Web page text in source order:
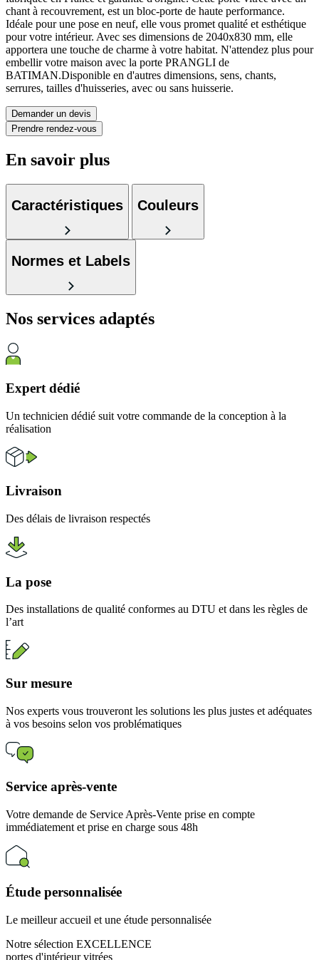
chant à recouvrement, est un bloc-porte de haute performance.
Idéale pour une pose en neuf, elle vous promet qualité et esthétique
pour votre intérieur. Avec ses dimensions de 2040x830 mm, elle
apportera une touche de charme à votre habitat. N'attendez plus pour
embellir votre maison avec la porte PRANGLI de
BATIMAN.Disponible en d'autres dimensions, sens, chants,
serrures, tailles d'huisseries, avec ou sans huisserie.
Demander un devis
Prendre rendez-vous
En savoir plus
Caractéristiques Couleurs
Normes et Labels
Nos services adaptés
Expert dédié
Un technicien dédié suit votre commande de la conception à la
réalisation
Livraison
Des délais de livraison respectés
La pose
Des installations de qualité conformes au DTU et dans les règles de
l’art
Sur mesure
Nos experts vous trouveront les solutions les plus justes et adéquates
à vos besoins selon vos problématiques
Service après-vente
Votre demande de Service Après-Vente prise en compte
immédiatement et prise en charge sous 48h
Étude personnalisée
Le meilleur accueil et une étude personnalisée
Notre sélection EXCELLENCE
portes d'intérieur vitrées